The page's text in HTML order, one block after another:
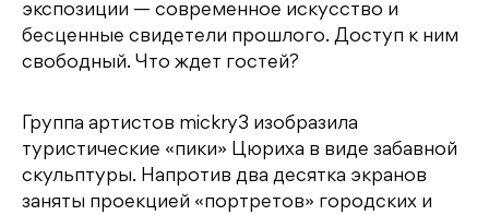
экспозиции — современное искусство и
бесценные свидетели прошлого. Доступ к ним
свободный. Что ждет гостей?
Группа артистов mickry3 изобразила
туристические «пики» Цюриха в виде забавной
скульптуры. Напротив два десятка экранов
заняты проекцией «портретов» городских и